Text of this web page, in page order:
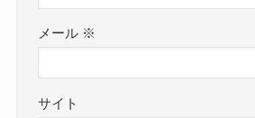
メール ※
サイト